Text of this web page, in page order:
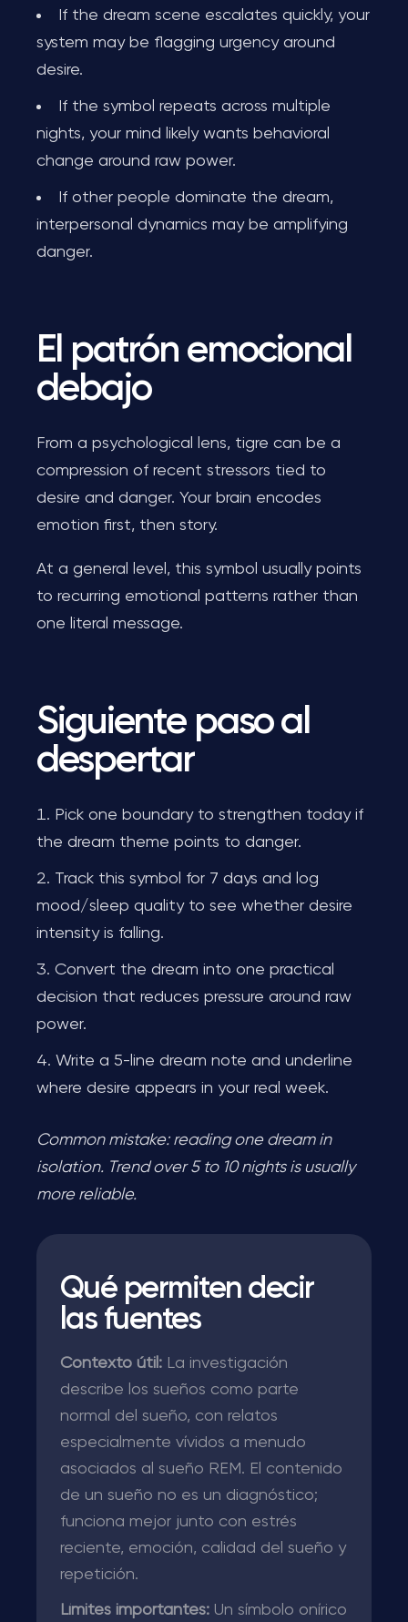
If the dream scene escalates quickly, your
system may be flagging urgency around
desire.
If the symbol repeats across multiple
nights, your mind likely wants behavioral
change around raw power.
If other people dominate the dream,
interpersonal dynamics may be amplifying
danger.
El patrón emocional
debajo
From a psychological lens, tigre can be a
compression of recent stressors tied to
desire and danger. Your brain encodes
emotion first, then story.
At a general level, this symbol usually points
to recurring emotional patterns rather than
one literal message.
Siguiente paso al
despertar
Pick one boundary to strengthen today if
the dream theme points to danger.
Track this symbol for 7 days and log
mood/sleep quality to see whether desire
intensity is falling.
Convert the dream into one practical
decision that reduces pressure around raw
power.
Write a 5-line dream note and underline
where desire appears in your real week.
Common mistake: reading one dream in
isolation. Trend over 5 to 10 nights is usually
more reliable.
Qué permiten decir
las fuentes
Contexto útil: La investigación
describe los sueños como parte
normal del sueño, con relatos
especialmente vívidos a menudo
asociados al sueño REM. El contenido
de un sueño no es un diagnóstico;
funciona mejor junto con estrés
reciente, emoción, calidad del sueño y
repetición.
Límites importantes: Un símbolo onírico